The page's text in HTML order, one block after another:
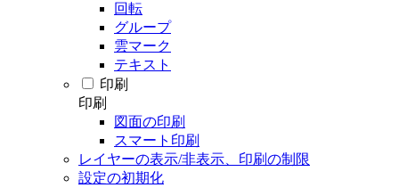
回転
グループ
雲マーク
テキスト
印刷
印刷
図面の印刷
スマート印刷
レイヤーの表示/非表示、印刷の制限
設定の初期化